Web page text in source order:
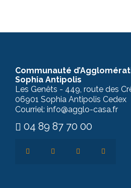
Communauté
Sophia Antipolis
Les Genêts - 449, route des
06901 Sophia Antipolis Cedex
Courriel: info@agglo-casa.fr
04 89 87 70 00